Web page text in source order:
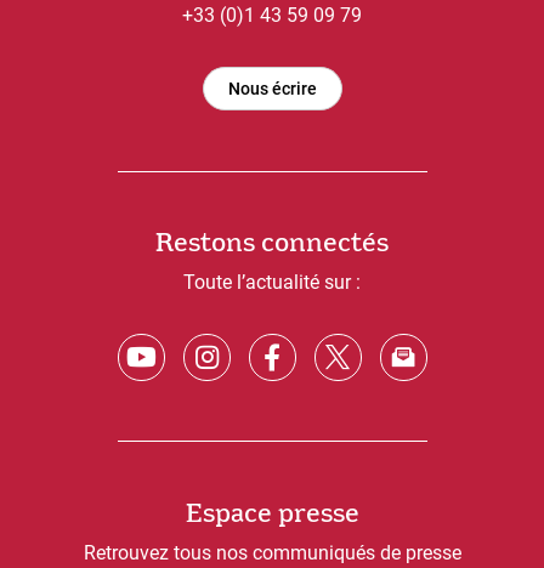
+33 (0)1 43 59 09 79
Nous écrire
Restons connectés
Toute l’actualité sur :
Espace presse
Retrouvez tous nos communiqués de presse